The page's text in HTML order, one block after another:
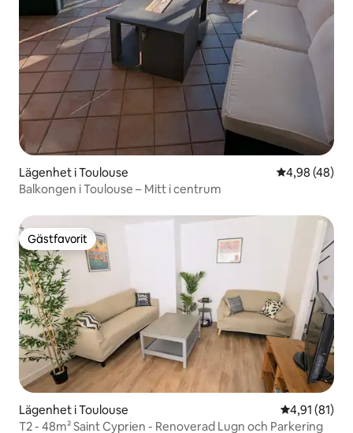
Lägenhet i Toulouse 4,98 av 5 i
4,98 (48)
Balkongen i Toulouse – Mitt i centrum
Gästfavorit
Gästfavorit
Lägenhet i Toulouse 4,91 av 5 i
4,91 (81)
T2 - 48m² Saint Cyprien - Renoverad Lugn och Parkering